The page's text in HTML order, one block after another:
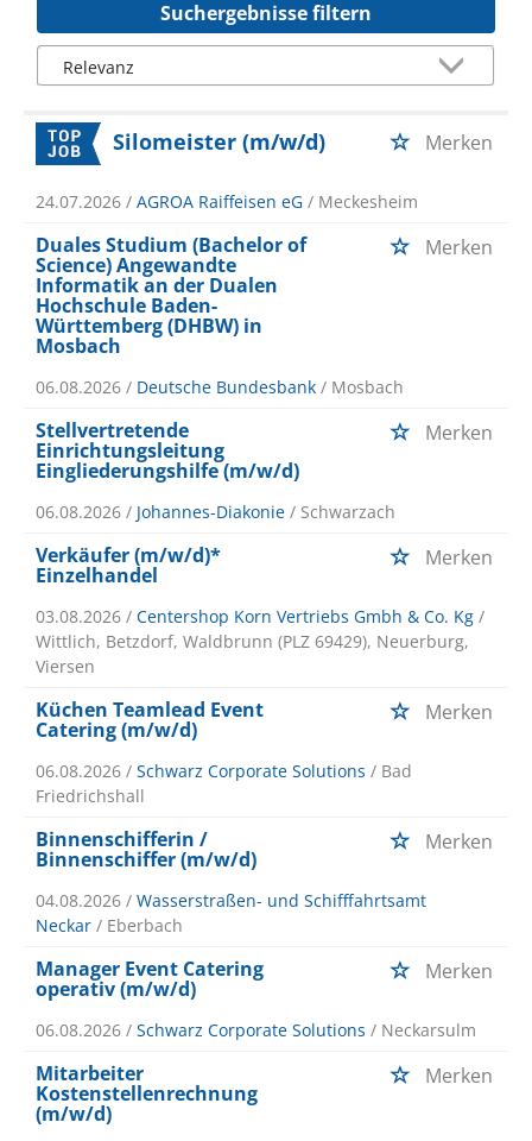
Suchergebnisse filtern
Silomeister (m/w/d) Merken
24.07.2026 / AGROA Raiffeisen eG / Meckesheim
Duales Studium (Bachelor of
Science) Angewandte
Informatik an der Dualen
Hochschule Baden-
Württemberg (DHBW) in
Mosbach
Merken
06.08.2026 / Deutsche Bundesbank / Mosbach
Stellvertretende
Einrichtungsleitung
Eingliederungshilfe (m/w/d)
Merken
06.08.2026 / Johannes-Diakonie / Schwarzach
Verkäufer (m/w/d)*
Einzelhandel
Merken
03.08.2026 / Centershop Korn Vertriebs Gmbh & Co. Kg /
Wittlich, Betzdorf, Waldbrunn (PLZ 69429), Neuerburg,
Viersen
Küchen Teamlead Event
Catering (m/w/d)
Merken
06.08.2026 / Schwarz Corporate Solutions / Bad
Friedrichshall
Binnenschifferin /
Binnenschiffer (m/w/d)
Merken
04.08.2026 / Wasserstraßen- und Schifffahrtsamt
Neckar / Eberbach
Manager Event Catering
operativ (m/w/d)
Merken
06.08.2026 / Schwarz Corporate Solutions / Neckarsulm
Mitarbeiter
Kostenstellenrechnung
(m/w/d)
Merken